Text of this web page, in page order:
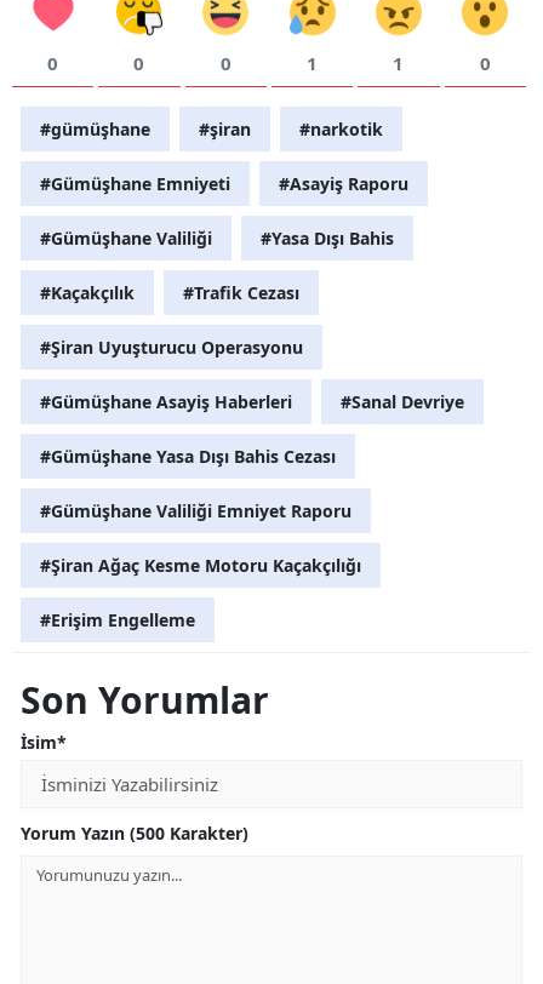
0 0 0 1 1 0
#gümüşhane #şiran #narkotik
#Gümüşhane Emniyeti #Asayiş Raporu
#Gümüşhane Valiliği #Yasa Dışı Bahis
#Kaçakçılık #Trafik Cezası
#Şiran Uyuşturucu Operasyonu
#Gümüşhane Asayiş Haberleri #Sanal Devriye
#Gümüşhane Yasa Dışı Bahis Cezası
#Gümüşhane Valiliği Emniyet Raporu
#Şiran Ağaç Kesme Motoru Kaçakçılığı
#Erişim Engelleme
Son Yorumlar
İsim*
Yorum Yazın (500 Karakter)